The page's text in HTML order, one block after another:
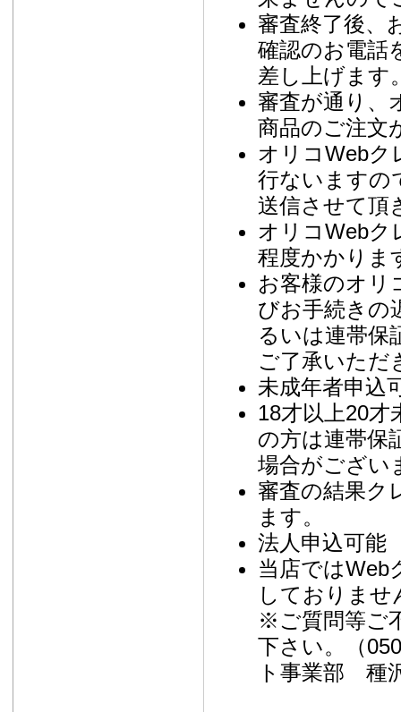
審査終了後、
確認のお電話
差し上げます
審査が通り、
商品のご注文
オリコWebク
行ないますの
送信させて頂
オリコWebク
程度かかりま
お客様のオリ
びお手続きの
るいは連帯保
ご了承いただ
未成年者申込
18才以上20才
の方は連帯保
場合がござい
審査の結果ク
ます。
法人申込可能
当店ではWeb
しておりませ
※ご質問等ご
下さい。（
ト事業部 種